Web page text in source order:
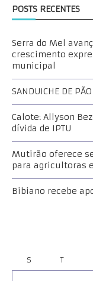
POSTS RECENTES
Serra do Mel
crescimento
municipal
SANDUICHE DE
Calote: Allyson
dívida de IPTU
Mutirão oferece
para agricultoras
Bibiano recebe
S T